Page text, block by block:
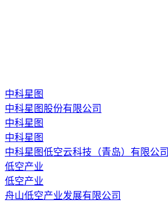
中科星图
中科星图股份有限公司
中科星图
中科星图
中科星图低空云科技（青岛）有限公司
低空产业
低空产业
舟山低空产业发展有限公司